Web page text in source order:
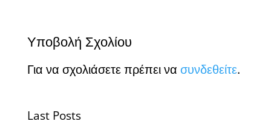
Υποβολή Σχολίου
Για να σχολιάσετε πρέπει να συνδεθείτε.
Last Posts